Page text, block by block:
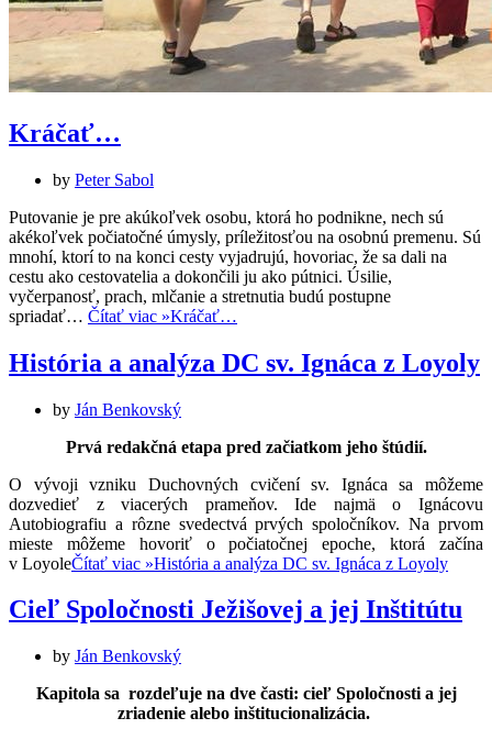
Kráčať…
by Peter Sabol
Putovanie je pre akúkoľvek osobu, ktorá ho podnikne, nech sú
akékoľvek počiatočné úmysly, príležitosťou na osobnú premenu. Sú
mnohí, ktorí to na konci cesty vyjadrujú, hovoriac, že sa dali na
cestu ako cestovatelia a dokončili ju ako pútnici. Úsilie,
vyčerpanosť, prach, mlčanie a stretnutia budú postupne
spriadať… Čítať viac »Kráčať…
História a analýza DC sv. Ignáca z Loyoly
by Ján Benkovský
Prvá redakčná etapa pred začiatkom jeho štúdií.
O vývoji vzniku Duchovných cvičení sv. Ignáca sa môžeme
dozvedieť z viacerých prameňov. Ide najmä o Ignácovu
Autobiografiu a rôzne svedectvá prvých spoločníkov. Na prvom
mieste môžeme hovoriť o počiatočnej epoche, ktorá začína
v LoyoleČítať viac »História a analýza DC sv. Ignáca z Loyoly
Cieľ Spoločnosti Ježišovej a jej Inštitútu
by Ján Benkovský
Kapitola sa rozdeľuje na dve časti: cieľ Spoločnosti a jej
zriadenie alebo inštitucionalizácia.